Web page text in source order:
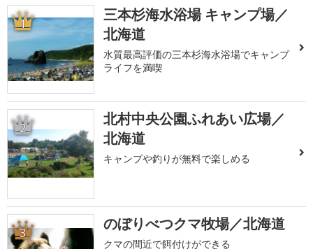
1
三本杉海水浴場 キャンプ場／
北海道
水質最高評価の三本杉海水浴場でキャンプ
ライフを満喫
2
北村中央公園ふれあい広場／
北海道
キャンプや釣りが無料で楽しめる
3 のぼりべつクマ牧場／北海道
クマの間近で餌付けができる